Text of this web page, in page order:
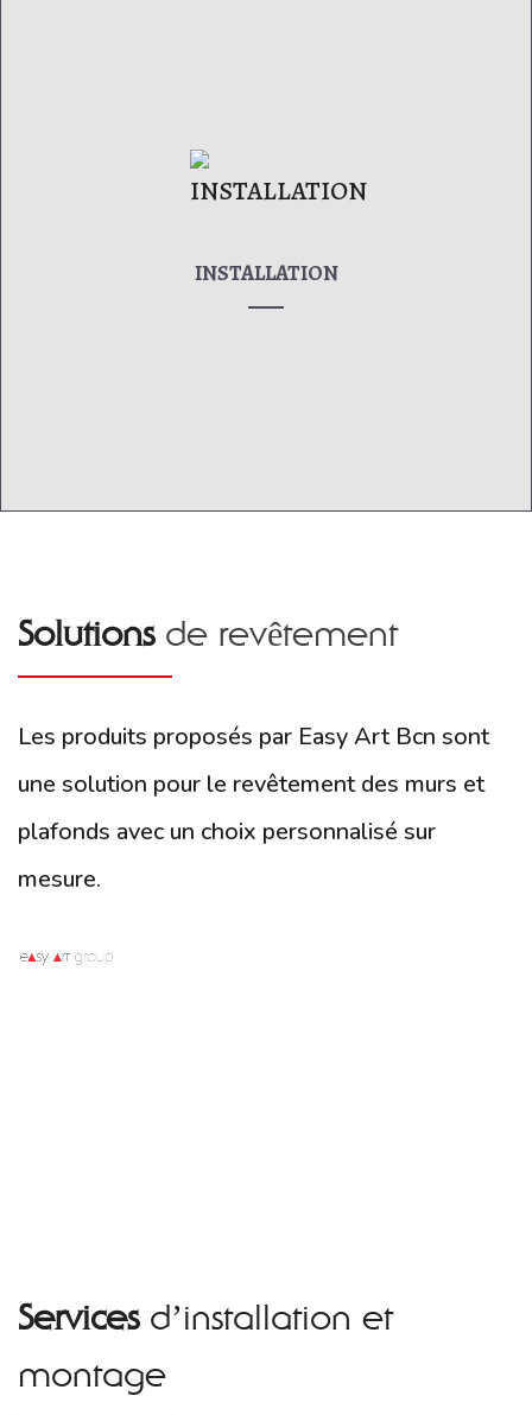
INSTALLATION
Solutions de revêtement
Les produits proposés par Easy Art Bcn sont
une solution pour le revêtement des murs et
plafonds avec un choix personnalisé sur
mesure.
Services d’installation et
montage